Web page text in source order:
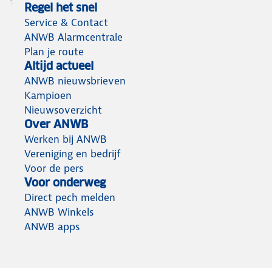
Regel het snel
Service & Contact
ANWB Alarmcentrale
Plan je route
Altijd actueel
ANWB nieuwsbrieven
Kampioen
Nieuwsoverzicht
Over ANWB
Werken bij ANWB
Vereniging en bedrijf
Voor de pers
Voor onderweg
Direct pech melden
ANWB Winkels
ANWB apps